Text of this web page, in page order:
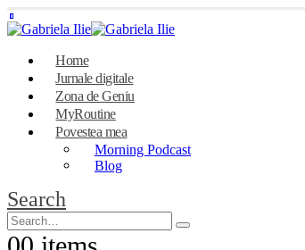
Home
Jurnale digitale
Zona de Geniu
MyRoutine
Povestea mea
Morning Podcast
Blog
Search